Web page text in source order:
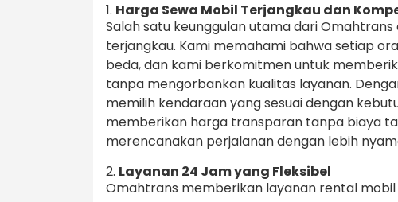
1. Harga Sewa Mobil Terjangkau dan
Salah satu keunggulan utama dari
terjangkau. Kami memahami bahwa setiap
beda, dan kami berkomitmen untuk
tanpa mengorbankan kualitas layanan.
memilih kendaraan yang sesuai dengan
memberikan harga transparan tanpa biaya
merencanakan perjalanan dengan lebih
2. Layanan 24 Jam yang Fleksibel
Omahtrans memberikan layanan rental mobil